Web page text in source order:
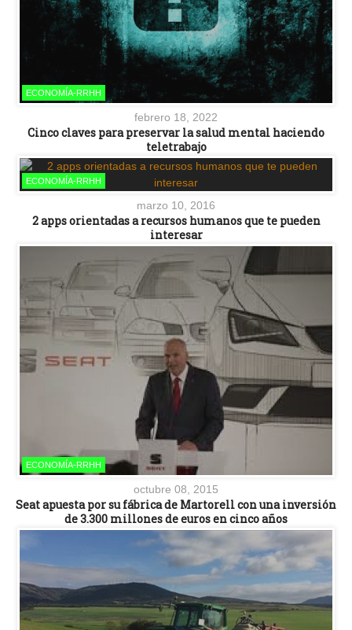
ECONOMÍA-RRHH
febrero 18, 2022
Cinco claves para preservar la salud mental haciendo
teletrabajo
ECONOMÍA-RRHH
marzo 10, 2016
2 apps orientadas a recursos humanos que te pueden
interesar
ECONOMÍA-RRHH
octubre 08, 2015
Seat apuesta por su fábrica de Martorell con una inversión
de 3.300 millones de euros en cinco años